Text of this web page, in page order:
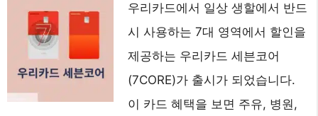
우리카드에서 일상 생할에서 반드
시 사용하는 7대 영역에서 할인을
제공하는 우리카드 세븐코어
(7CORE)가 출시가 되었습니다.
이 카드 혜택을 보면 주유, 병원,